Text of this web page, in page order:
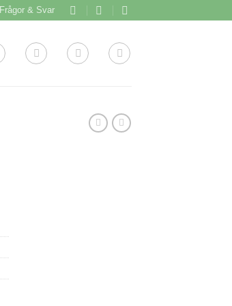
Frågor & Svar